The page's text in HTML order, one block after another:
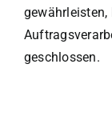
gewährleisten,
geschlossen.